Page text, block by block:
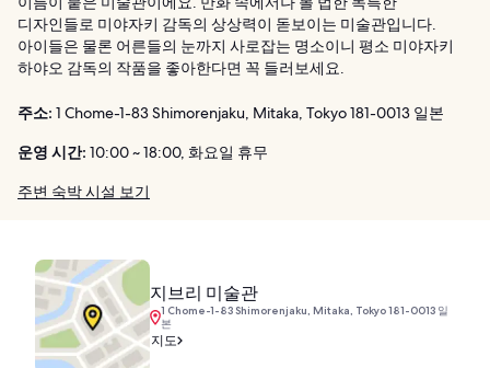
디자인들로 미야자키 감독의 상상력이 돋보이는 미술관입니다.
아이들은 물론 어른들의 눈까지 사로잡는 명소이니 평소 미야자키
하야오 감독의 작품을 좋아한다면 꼭 들러보세요.
주소: 1 Chome-1-83 Shimorenjaku, Mitaka, Tokyo 181-0013 일본
운영 시간: 10:00 ~ 18:00, 화요일 휴무
주변 숙박 시설 보기
지브리 미술관
1 Chome-1-83 Shimorenjaku, Mitaka, Tokyo 181-0013 일
본
지도